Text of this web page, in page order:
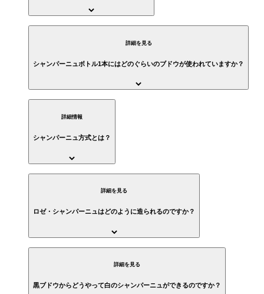
詳細を見る
シャンパーニュボトル1本にはどのぐらいのブドウが使われていますか？
詳細情報
シャンパーニュ方式とは？
詳細を見る
ロゼ・シャンパーニュはどのように造られるのですか？
詳細を見る
黒ブドウからどうやって白のシャンパーニュができるのですか？